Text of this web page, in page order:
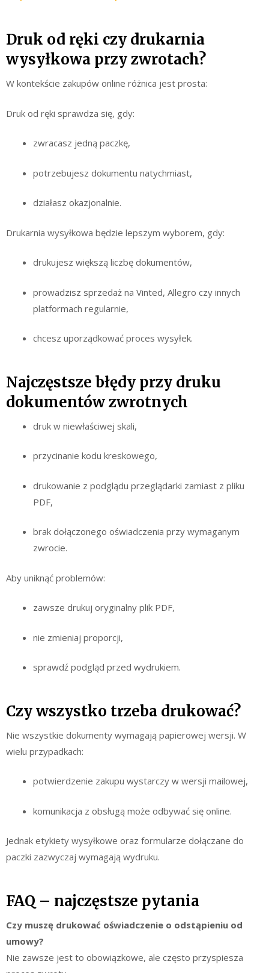
Druk od ręki czy drukarnia
wysyłkowa przy zwrotach?
W kontekście zakupów online różnica jest prosta:
Druk od ręki sprawdza się, gdy:
zwracasz jedną paczkę,
potrzebujesz dokumentu natychmiast,
działasz okazjonalnie.
Drukarnia wysyłkowa będzie lepszym wyborem, gdy:
drukujesz większą liczbę dokumentów,
prowadzisz sprzedaż na Vinted, Allegro czy innych
platformach regularnie,
chcesz uporządkować proces wysyłek.
Najczęstsze błędy przy druku
dokumentów zwrotnych
druk w niewłaściwej skali,
przycinanie kodu kreskowego,
drukowanie z podglądu przeglądarki zamiast z pliku
PDF,
brak dołączonego oświadczenia przy wymaganym
zwrocie.
Aby uniknąć problemów:
zawsze drukuj oryginalny plik PDF,
nie zmieniaj proporcji,
sprawdź podgląd przed wydrukiem.
Czy wszystko trzeba drukować?
Nie wszystkie dokumenty wymagają papierowej wersji. W
wielu przypadkach:
potwierdzenie zakupu wystarczy w wersji mailowej,
komunikacja z obsługą może odbywać się online.
Jednak etykiety wysyłkowe oraz formularze dołączane do
paczki zazwyczaj wymagają wydruku.
FAQ – najczęstsze pytania
Czy muszę drukować oświadczenie o odstąpieniu od
umowy?
Nie zawsze jest to obowiązkowe, ale często przyspiesza